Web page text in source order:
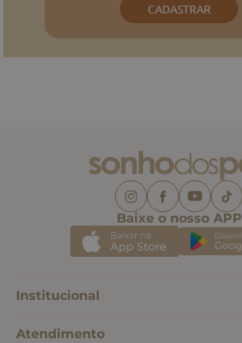
CADASTRAR
Baixe o nosso APP
Institucional
Atendimento